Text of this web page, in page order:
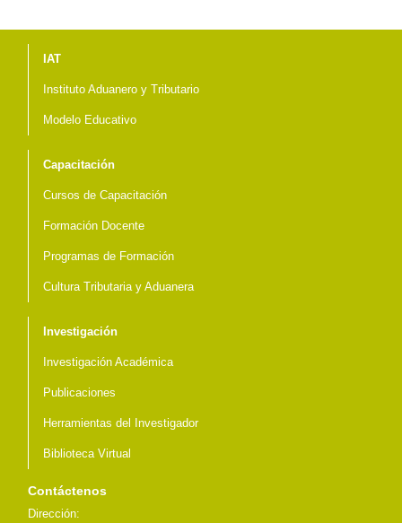
Menú del pie
IAT
Instituto Aduanero y Tributario
Modelo Educativo
Capacitación
Cursos de Capacitación
Formación Docente
Programas de Formación
Cultura Tributaria y Aduanera
Investigación
Investigación Académica
Publicaciones
Herramientas del Investigador
Biblioteca Virtual
Contáctenos
Dirección: